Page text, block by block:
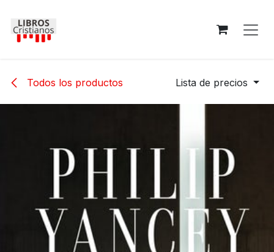
Todos los productos Lista de precios